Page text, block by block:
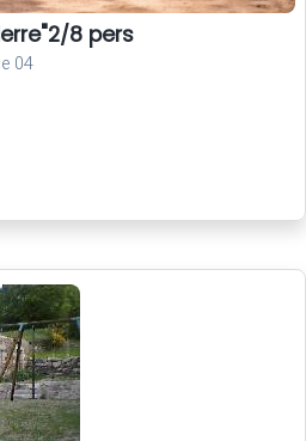
8 pers
04